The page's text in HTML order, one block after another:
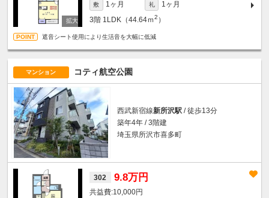
敷 1ヶ月 礼
1ヶ月
3階 1LDK（44.64ｍ2 ）
遮音シート使用により生活音を大幅に低減
マンション コティ航空公園
西武新宿線新所沢駅 / 徒歩13分
築年4年 / 3階建
埼玉県所沢市喜多町
302 9.8万円
10,000円